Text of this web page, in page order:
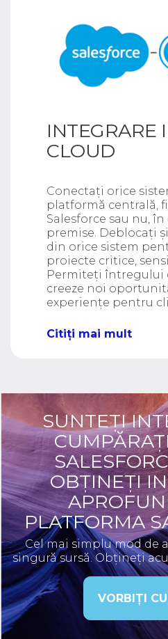
INTEGRARE
CLOUD
Conectați orice
platformă centrală,
Salesforce sau nu,
premise. Deblocați
din orice sistem
proiecte critice,
Permiteți întregului
creeze noi
experiențe pentru
Citiți mai mult
SUNTEȚI
OBȚINEȚI
PLATFORMA
Cel mai simplu mod de
singură sursă. Obțineți
VORBIȚI